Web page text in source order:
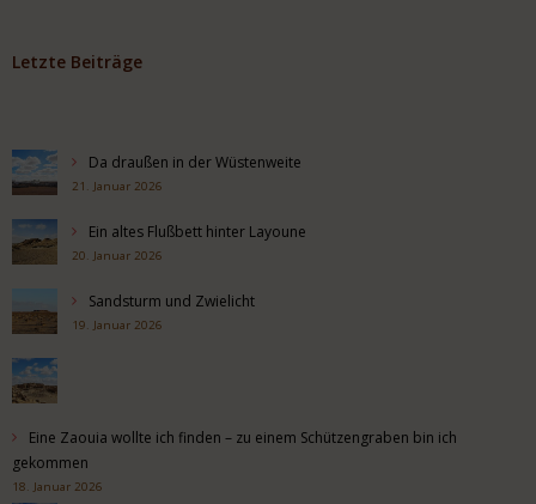
Letzte Beiträge
Da draußen in der Wüstenweite
21. Januar 2026
Ein altes Flußbett hinter Layoune
20. Januar 2026
Sandsturm und Zwielicht
19. Januar 2026
Eine Zaouia wollte ich finden – zu einem Schützengraben bin ich
gekommen
18. Januar 2026